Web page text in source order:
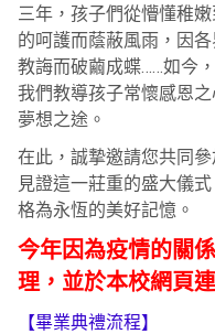
三年，孩子們從懵懂稚
的呵護而蔭蔽風雨，因
教誨而破繭成蝶……如今
我們教導孩子常懷感恩
夢想之途。
在此，誠摯邀請您共同
見證這一莊重的盛大儀
格為永恆的美好記憶。
今年因為疫情的關
理，並於本校網頁
【畢業典禮流程】